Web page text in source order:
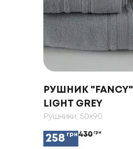
РУШНИК "FANCY"
LIGHT GREY
Рушники, 50x90
258 грн430 грн